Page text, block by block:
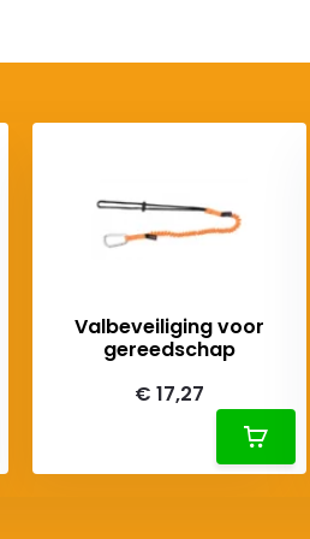
Valbeveiliging voor
gereedschap
€ 17,27